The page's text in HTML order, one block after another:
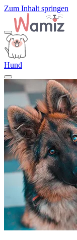
Zum Inhalt springen
Hund